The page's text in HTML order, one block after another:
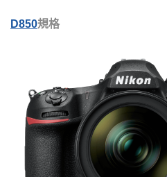
D850規格